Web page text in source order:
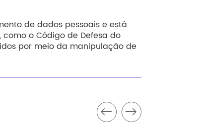
de dados pessoais e está
o Código de Defesa do
por meio da manipulação de